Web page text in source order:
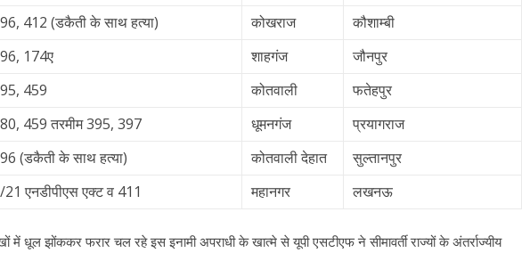
412 (डकैती के साथ हत्या) कोखराज
कौशाम्बी
174ए शाहगंज
जौनपुर
459 कोतवाली
फतेहपुर
459 तरमीम 395, 397 धूमनगंज
प्रयागराज
(डकैती के साथ हत्या) कोतवाली देहात
सुल्तानपुर
एनडीपीएस एक्ट व 411 महानगर लखनऊ
धूल झोंककर फरार चल रहे इस इनामी अपराधी के खात्मे से यूपी एसटीएफ ने सीमावर्ती राज्यों के अंतर्राज्यीय